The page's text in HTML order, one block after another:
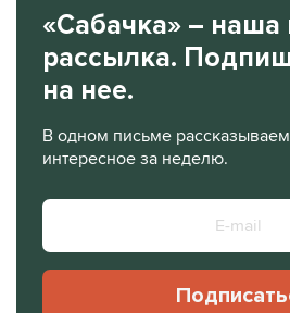
«Сабачка» – наша
рассылка.
на нее.
В одном письме
интересное за неделю.